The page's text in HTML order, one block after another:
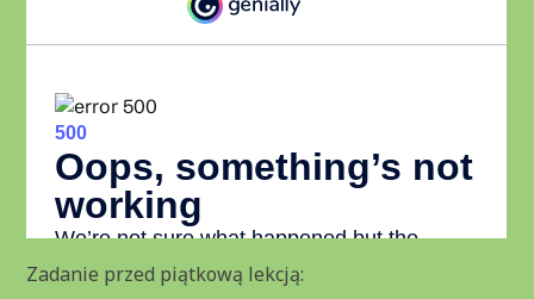
Zadanie przed piątkową lekcją: